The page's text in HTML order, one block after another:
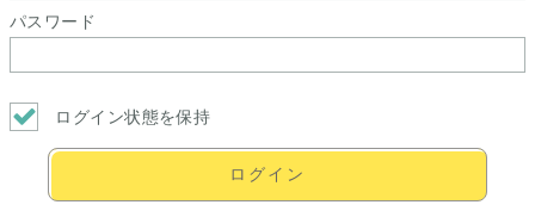
パスワード
ログイン状態を保持
ログイン